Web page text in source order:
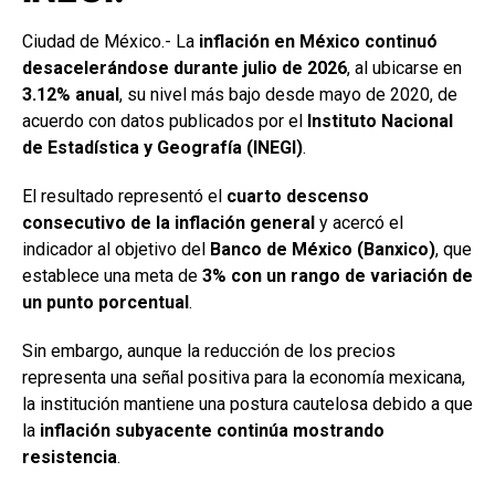
Ciudad de México.- La inflación en México continuó
desacelerándose durante julio de 2026, al ubicarse en
3.12% anual, su nivel más bajo desde mayo de 2020, de
acuerdo con datos publicados por el Instituto Nacional
de Estadística y Geografía (INEGI).
El resultado representó el cuarto descenso
consecutivo de la inflación general y acercó el
indicador al objetivo del Banco de México (Banxico), que
establece una meta de 3% con un rango de variación de
un punto porcentual.
Sin embargo, aunque la reducción de los precios
representa una señal positiva para la economía mexicana,
la institución mantiene una postura cautelosa debido a que
la inflación subyacente continúa mostrando
resistencia.